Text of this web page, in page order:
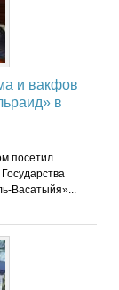
и вакфов
в
посетил
Васатыйя»...